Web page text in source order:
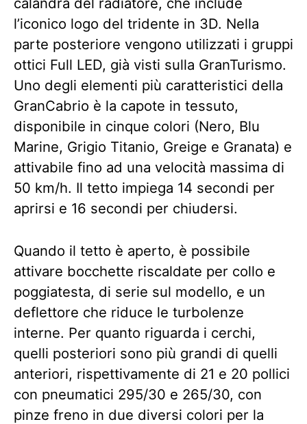
l’iconico logo del tridente in 3D. Nella
parte posteriore vengono utilizzati i gruppi
ottici Full LED, già visti sulla GranTurismo.
Uno degli elementi più caratteristici della
GranCabrio è la capote in tessuto,
disponibile in cinque colori (Nero, Blu
Marine, Grigio Titanio, Greige e Granata) e
attivabile fino ad una velocità massima di
50 km/h. Il tetto impiega 14 secondi per
aprirsi e 16 secondi per chiudersi.
Quando il tetto è aperto, è possibile
attivare bocchette riscaldate per collo e
poggiatesta, di serie sul modello, e un
deflettore che riduce le turbolenze
interne. Per quanto riguarda i cerchi,
quelli posteriori sono più grandi di quelli
anteriori, rispettivamente di 21 e 20 pollici
con pneumatici 295/30 e 265/30, con
pinze freno in due diversi colori per la